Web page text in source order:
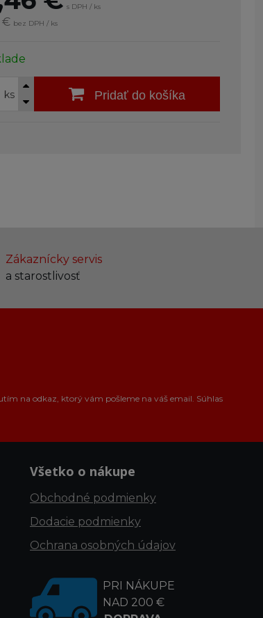
s DPH / ks
€ bez DPH / ks
ks Pridať do košíka
Zákaznícky servis
a starostlivosť
na odkaz, ktorý vám pošleme na váš email. Súhlas
Všetko o nákupe
Obchodné podmienky
Dodacie podmienky
Ochrana osobných údajov
PRI NÁKUPE
NAD 200 €